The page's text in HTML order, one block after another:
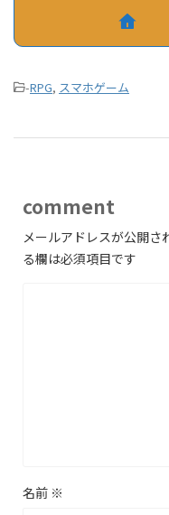
-RPG, スマホゲーム
comment
メールアドレスが公開さ
る欄は必須項目です
名前 ※